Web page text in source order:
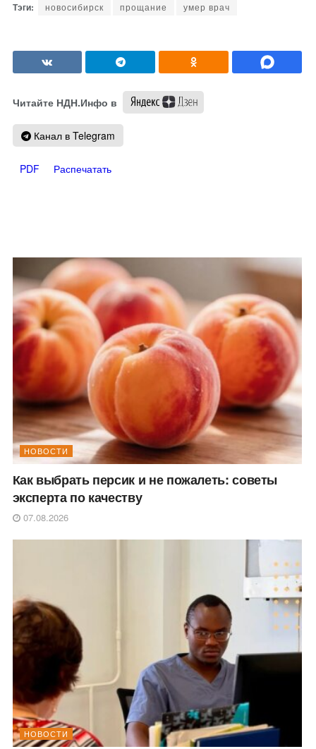
новосибирск прощание умер врач
Читайте НДН.Инфо в
Канал в Telegram
PDF Распечатать
НОВОСТИ
Как выбрать персик и не пожалеть: советы
эксперта по качеству
07.08.2026
НОВОСТИ